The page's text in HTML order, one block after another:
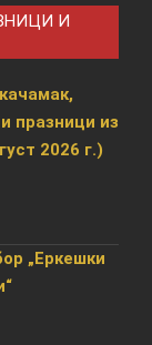
И
празници из
2026 г.)
„Еркешки